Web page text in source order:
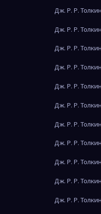
Дж. Р. Р.
Дж. Р. Р.
Дж. Р. Р.
Дж. Р. Р.
Дж. Р. Р.
Дж. Р. Р.
Дж. Р. Р.
Дж. Р. Р.
Дж. Р. Р.
Дж. Р. Р.
Дж. Р. Р.